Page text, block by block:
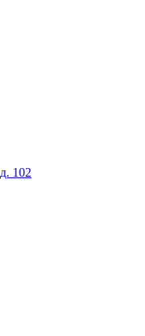
102